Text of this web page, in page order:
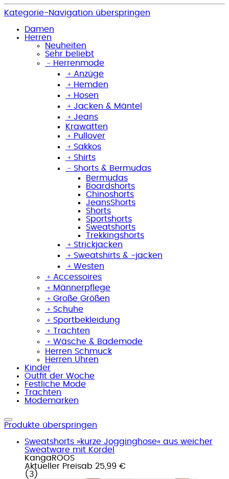
Kategorie-Navigation überspringen
Damen
Herren
Neuheiten
Sehr beliebt
﹣ Herrenmode
﹢ Anzüge
﹢ Hemden
﹢ Hosen
﹢ Jacken & Mäntel
﹢ Jeans
Krawatten
﹢ Pullover
﹢ Sakkos
﹢ Shirts
﹣ Shorts & Bermudas
Bermudas
Boardshorts
Chinoshorts
JeansShorts
Shorts
Sportshorts
Sweatshorts
Trekkingshorts
﹢ Strickjacken
﹢ Sweatshirts & -jacken
﹢ Westen
﹢ Accessoires
﹢ Männerpflege
﹢ Große Größen
﹢ Schuhe
﹢ Sportbekleidung
﹢ Trachten
﹢ Wäsche & Bademode
Herren Schmuck
Herren Uhren
Kinder
Outfit der Woche
Festliche Mode
Trachten
Modemarken
Produkte überspringen
Sweatshorts »kurze Jogginghose« aus weicher
Sweatware mit Kordel
KangaROOS
Aktueller Preisab 25,99 €
( 3 )